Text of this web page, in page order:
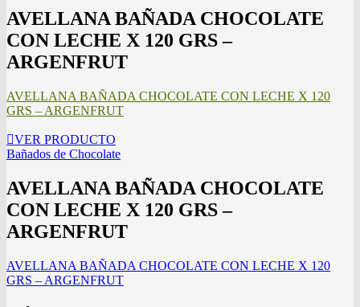
AVELLANA BAÑADA CHOCOLATE
CON LECHE X 120 GRS –
ARGENFRUT
AVELLANA BAÑADA CHOCOLATE CON LECHE X 120
GRS – ARGENFRUT
VER PRODUCTO
Bañados de Chocolate
AVELLANA BAÑADA CHOCOLATE
CON LECHE X 120 GRS –
ARGENFRUT
AVELLANA BAÑADA CHOCOLATE CON LECHE X 120
GRS – ARGENFRUT